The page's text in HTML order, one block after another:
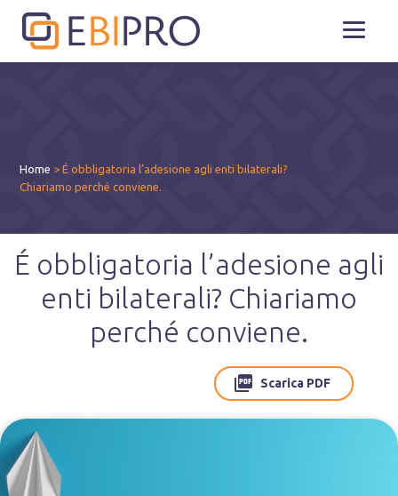
Home >É obbligatoria l’adesione agli enti bilaterali?
Chiariamo perché conviene.
É obbligatoria l’adesione agli
enti bilaterali? Chiariamo
perché conviene.
Scarica PDF